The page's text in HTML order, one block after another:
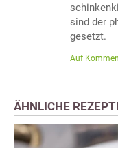
sind der
gesetzt.
Auf
ÄHNLICHE